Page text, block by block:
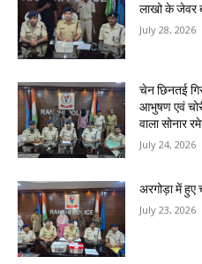
लाखो के जेवर
July 28, 2026
चेन छिनतई
आभुषण एवं
वाला सोनार
July 24, 2026
अरगोड़ा में हुए
July 23, 2026